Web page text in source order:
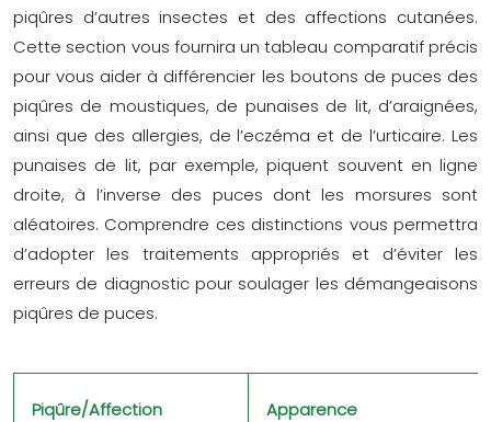
piqûres d’autres insectes et des affections cutanées.
Cette section vous fournira un tableau comparatif précis
pour vous aider à différencier les boutons de puces des
piqûres de moustiques, de punaises de lit, d’araignées,
ainsi que des allergies, de l’eczéma et de l’urticaire. Les
punaises de lit, par exemple, piquent souvent en ligne
droite, à l’inverse des puces dont les morsures sont
aléatoires. Comprendre ces distinctions vous permettra
d’adopter les traitements appropriés et d’éviter les
erreurs de diagnostic pour soulager les démangeaisons
piqûres de puces.
Piqûre/Affection Apparence